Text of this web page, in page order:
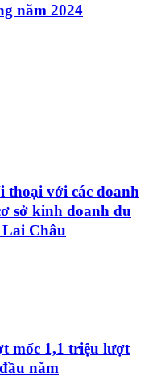
năm 2024
thoại với các doanh
sở kinh doanh du
Châu
mốc 1,1 triệu lượt
năm